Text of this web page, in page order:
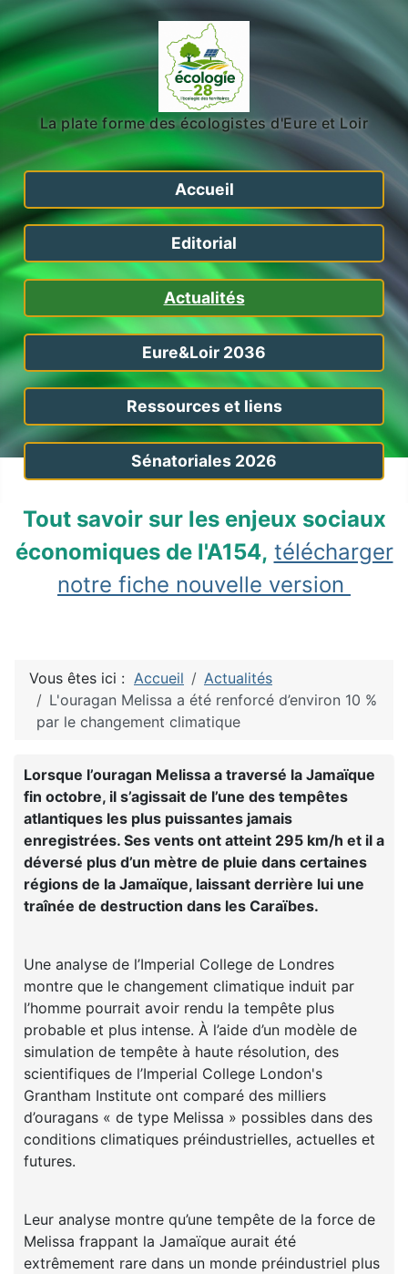
La plate forme des écologistes d'Eure et Loir
Accueil
Editorial
Actualités
Eure&Loir 2036
Ressources et liens
Sénatoriales 2026
Tout savoir sur les enjeux sociaux
économiques de l'A154, télécharger
notre fiche nouvelle version
Vous êtes ici : Accueil
Actualités
L'ouragan Melissa a été renforcé d’environ 10 %
par le changement climatique
Lorsque l’ouragan Melissa a traversé la Jamaïque
fin octobre, il s’agissait de l’une des tempêtes
atlantiques les plus puissantes jamais
enregistrées. Ses vents ont atteint 295 km/h et il a
déversé plus d’un mètre de pluie dans certaines
régions de la Jamaïque, laissant derrière lui une
traînée de destruction dans les Caraïbes.
Une analyse de l’Imperial College de Londres
montre que le changement climatique induit par
l’homme pourrait avoir rendu la tempête plus
probable et plus intense. À l’aide d’un modèle de
simulation de tempête à haute résolution, des
scientifiques de l’Imperial College London's
Grantham Institute ont comparé des milliers
d’ouragans « de type Melissa » possibles dans des
conditions climatiques préindustrielles, actuelles et
futures.
Leur analyse montre qu’une tempête de la force de
Melissa frappant la Jamaïque aurait été
extrêmement rare dans un monde préindustriel plus